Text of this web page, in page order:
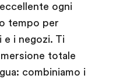
ogni
tempo per
i negozi. Ti
totale
combiniamo i